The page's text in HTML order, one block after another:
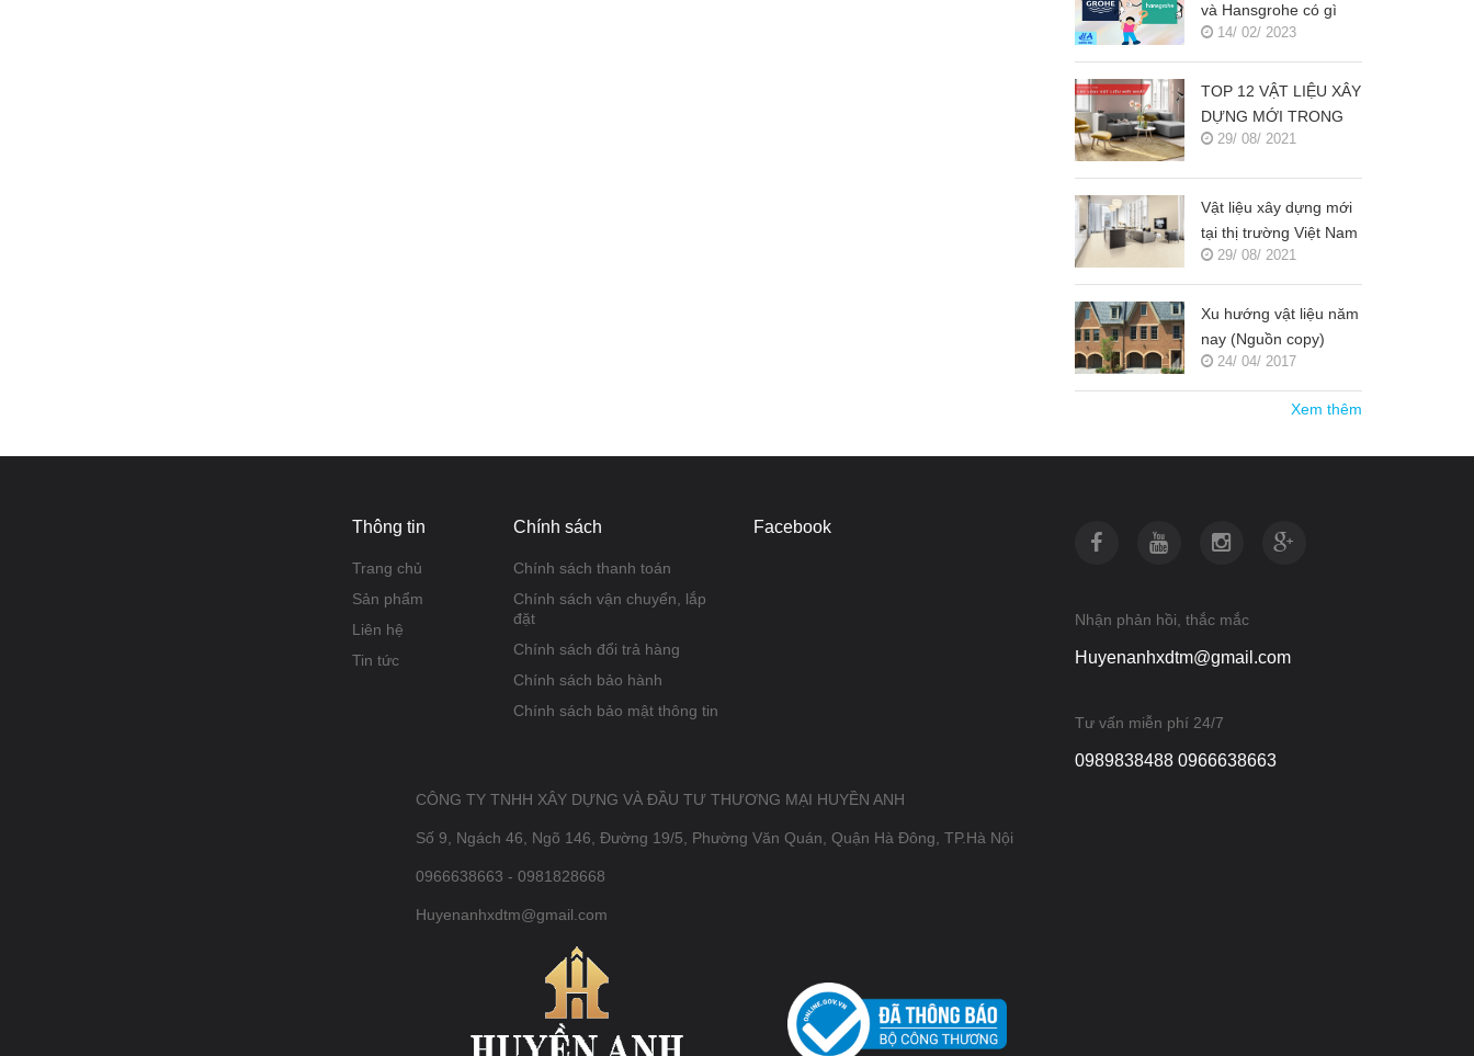
và Hansgrohe có gì
khác nhau ???
14/ 02/ 2023
TOP 12 VẬT LIỆU XÂY
DỰNG MỚI TRONG
KIẾN TRÚC 2021-
29/ 08/ 2021
Vật liệu xây dựng mới
tại thị trường Việt Nam
(Nguồn copy)
29/ 08/ 2021
Xu hướng vật liệu năm
nay (Nguồn copy)
24/ 04/ 2017
Xem thêm
Thông tin
Trang chủ
Sản phẩm
Liên hệ
Tin tức
Chính sách
Chính sách thanh toán
Chính sách vận chuyển, lắp
đặt
Chính sách đổi trả hàng
Chính sách bảo hành
Chính sách bảo mật thông tin
Facebook
CÔNG TY TNHH XÂY DỰNG VÀ ĐẦU TƯ THƯƠNG MẠI HUYỀN ANH
Số 9, Ngách 46, Ngõ 146, Đường 19/5, Phường Văn Quán, Quận Hà Đông, TP.Hà Nội
0966638663 - 0981828668
Huyenanhxdtm@gmail.com
Nhận phản hồi, thắc mắc
Huyenanhxdtm@gmail.com
Tư vấn miễn phí 24/7
0989838488 0966638663